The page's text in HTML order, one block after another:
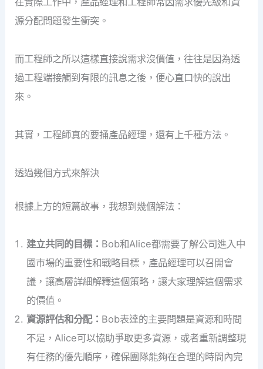
源分配問題發生衝突。
而工程師之所以這樣直接說需求沒價值，往往是因為透
過工程端接觸到有限的訊息之後，便心直口快的說出
來。
其實，工程師真的要捅產品經理，還有上千種方法。
透過幾個方式來解決
根據上方的短篇故事，我想到幾個解法：
建立共同的目標： Bob和Alice都需要了解公司進入中
國市場的重要性和戰略目標，產品經理可以召開會
議，讓高層詳細解釋這個策略，讓大家理解這個需求
的價值。
資源評估和分配： Bob表達的主要問題是資源和時間
不足，Alice可以協助爭取更多資源，或者重新調整現
有任務的優先順序，確保團隊能夠在合理的時間內完